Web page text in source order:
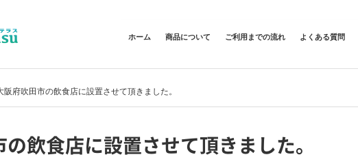
ホーム 商品について ご利用までの流れ よくある質問
阪府吹田市の飲食店に設置させて頂きました。
飲食店に設置させて頂きました。